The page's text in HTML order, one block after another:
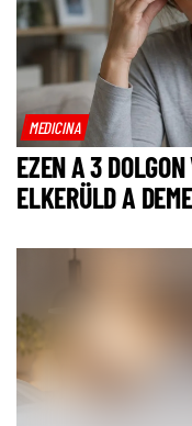
MEDICINA
EZEN A 3
ELKERÜLD A